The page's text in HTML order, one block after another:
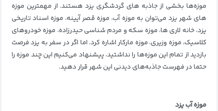
موزه‌ها بخشی از جاذبه های گردشگری یزد هستند. از مهمترین موزه
های شهر یزد می‌توان به موزه آب، موزه قصر آیینه، موزه اسناد تاریخی
یزد، خانه لاری ‌ها، موزه سکه و مردم شناسی حیدرزاده، موزه خودروهای
کلاسیک، موزه وزیری، موزه مارکار اشاره کرد. اما اگر در سفر به یزد فرصت
بازدید از تمام این موزه‌ها را نداشتید، پیشنهاد می‌کنیم این چند موزه را
حتما در فهرست جاذبه‌های دیدنی این شهر قرار دهید.
موزه آب یزد